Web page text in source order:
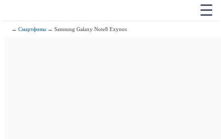
☰
→Смартфоны → Samsung Galaxy Note8 Exynos